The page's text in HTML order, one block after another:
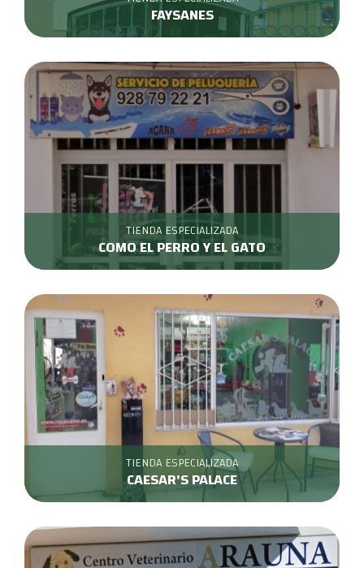
FAYSANES
TIENDA ESPECIALIZADA
COMO EL PERRO Y EL GATO
TIENDA ESPECIALIZADA
CAESAR'S PALACE